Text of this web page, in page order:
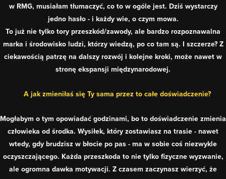
w RMG, musiałam tłumaczyć, co to w ogóle jest. Dziś wystarczy
jedno hasło - i każdy wie, o czym mowa.
To już nie tylko tory przeszkód/zawody, ale bardzo rozpoznawalna
marka i środowisko ludzi, którzy wiedzą, po co tam są. I szczerze? Z
ciekawością patrzę na dalszy rozwój i kolejne kroki, może nawet w
stronę ekspansji międzynarodowej.
A jak zmieniłaś się Ty sama przez to całe doświadczenie?
Mogłabym o tym opowiadać godzinami, bo to doświadczenie zmienia
człowieka od środka. Wysiłek, który zostawiasz na trasie - nawet
wtedy, gdy brudzisz w błocie po pas - ma w sobie coś niezwykle
oczyszczającego. Każda przeszkoda to nie tylko fizyczne wyzwanie,
ale ogromna dawka motywacji. Z czasem zaczynasz wierzyć, że